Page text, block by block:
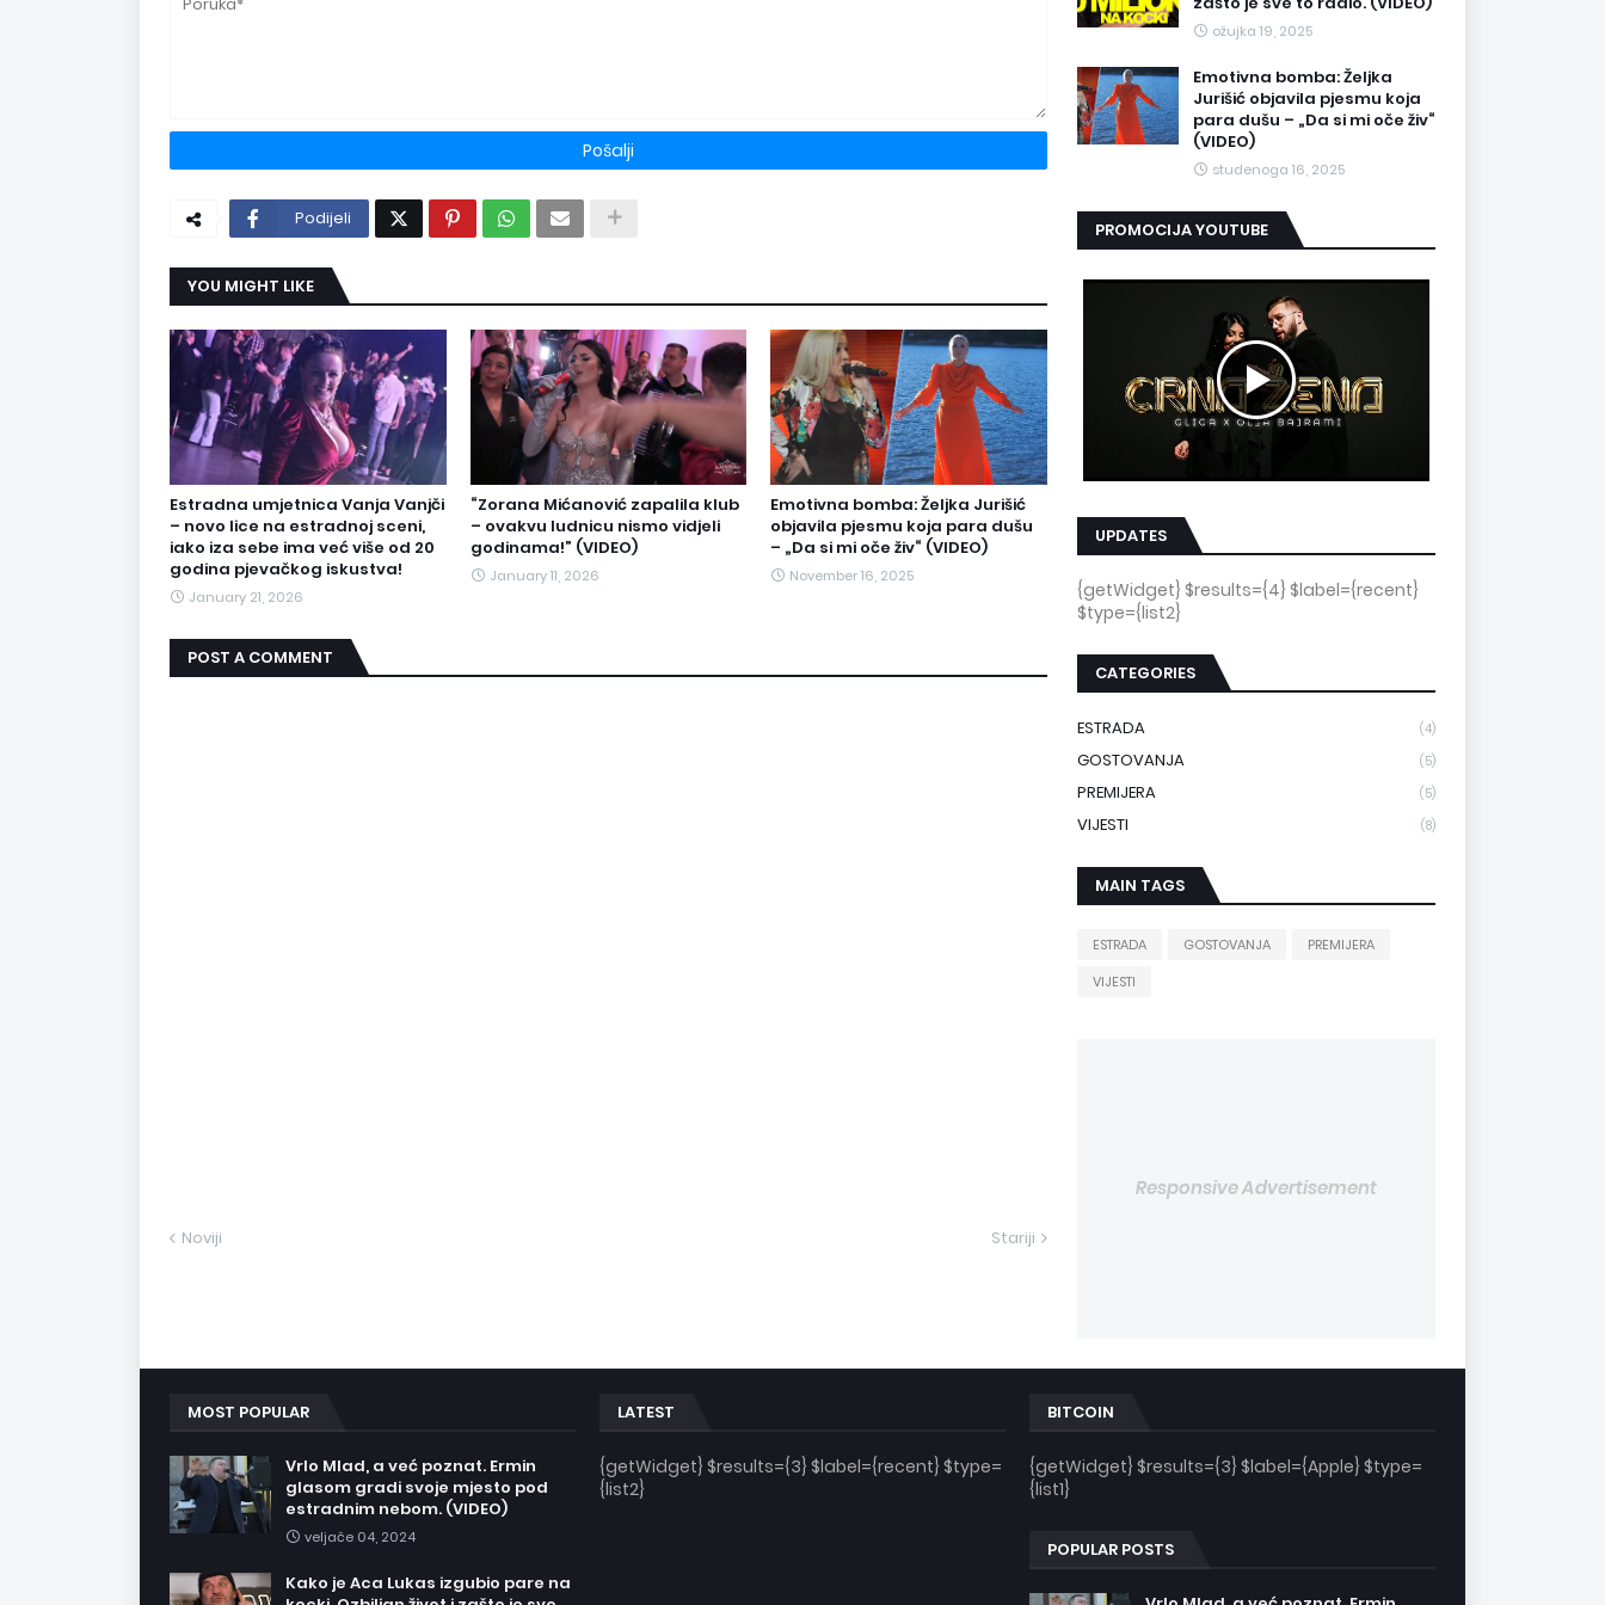
Podijeli
YOU MIGHT LIKE
Estradna umjetnica Vanja Vanjči
– novo lice na estradnoj sceni,
iako iza sebe ima već više od 20
godina pjevačkog iskustva!
January 21, 2026
“Zorana Mićanović zapalila klub
– ovakvu ludnicu nismo vidjeli
godinama!” (VIDEO)
January 11, 2026
Emotivna bomba: Željka Jurišić
objavila pjesmu koja para dušu
– „Da si mi oče živ“ (VIDEO)
November 16, 2025
POST A COMMENT
Noviji Stariji
ožujka 19, 2025
Emotivna bomba: Željka
Jurišić objavila pjesmu koja
para dušu – „Da si mi oče živ“
(VIDEO)
studenoga 16, 2025
PROMOCIJA YOUTUBE
UPDATES
{getWidget} $results={4} $label={recent}
$type={list2}
CATEGORIES
ESTRADA (4)
GOSTOVANJA (5)
PREMIJERA (5)
VIJESTI (8)
MAIN TAGS
ESTRADA GOSTOVANJA
PREMIJERA
VIJESTI
Responsive Advertisement
MOST POPULAR
Vrlo Mlad, a već poznat. Ermin
glasom gradi svoje mjesto pod
estradnim nebom. (VIDEO)
veljače 04, 2024
Kako je Aca Lukas izgubio pare na
LATEST
{getWidget} $results={3} $label={recent} $type=
{list2}
BITCOIN
{getWidget} $results={3} $label={Apple} $type=
{list1}
POPULAR POSTS